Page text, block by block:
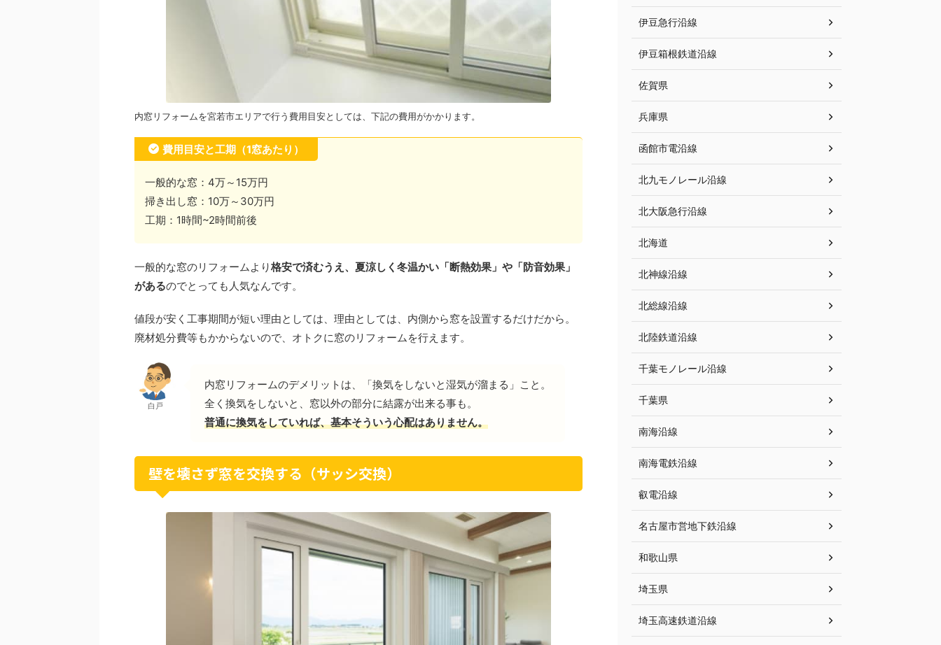
内窓リフォームを宮若市エリアで行う費用目安としては、下記の費用がかかります。
費用目安と工期（1窓あたり）
一般的な窓：4万～15万円
掃き出し窓：10万～30万円
工期：1時間~2時間前後
一般的な窓のリフォームより格安で済むうえ、夏涼しく冬温かい「断熱効果」や「防音効果」
があるのでとっても人気なんです。
値段が安く工事期間が短い理由としては、理由としては、内側から窓を設置するだけだから。
廃材処分費等もかからないので、オトクに窓のリフォームを行えます。
白戸
内窓リフォームのデメリットは、「換気をしないと湿気が溜まる」こと。
全く換気をしないと、窓以外の部分に結露が出来る事も。
普通に換気をしていれば、基本そういう心配はありません。
壁を壊さず窓を交換する（サッシ交換）
伊豆急行沿線
伊豆箱根鉄道沿線
佐賀県
兵庫県
函館市電沿線
北九モノレール沿線
北大阪急行沿線
北海道
北神線沿線
北総線沿線
北陸鉄道沿線
千葉モノレール沿線
千葉県
南海沿線
南海電鉄沿線
叡電沿線
名古屋市営地下鉄沿線
和歌山県
埼玉県
埼玉高速鉄道沿線